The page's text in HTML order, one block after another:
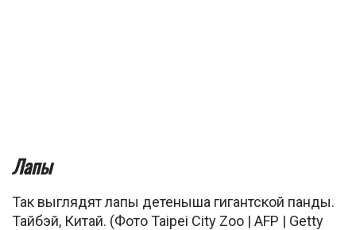
Лапы
Так выглядят лапы детеныша гигантской панды.
Тайбэй, Китай. (Фото Taipei City Zoo | AFP | Getty